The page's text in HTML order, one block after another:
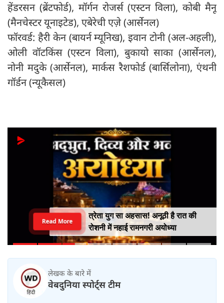
हेंडरसन (ब्रेंटफोर्ड), मॉर्गन रोजर्स (एस्टन विला), कोबी मैनू
(मैनचेस्टर यूनाइटेड), एबेरेची एज़े (आर्सेनल)
फॉरवर्ड: हैरी केन (बायर्न म्यूनिख), इवान टोनी (अल-अहली),
ओली वॉटकिंस (एस्टन विला), बुकायो साका (आर्सेनल),
नोनी मदुके (आर्सेनल), मार्कस रैशफोर्ड (बार्सिलोना), एंथनी
गॉर्डन (न्यूकैसल)
त्रेता युग सा अहसास! अनूठी है रात की
रोशनी में नहाई रामनगरी अयोध्या
Read More
लेखक के बारे में
वेबदुनिया स्पोर्ट्स टीम